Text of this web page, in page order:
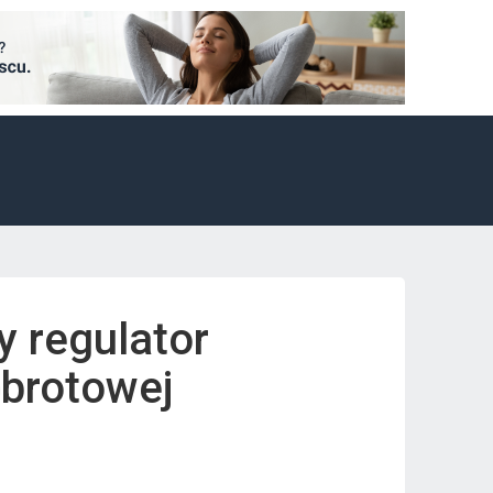
regulator